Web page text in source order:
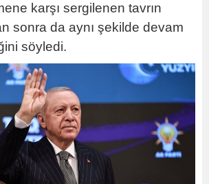
karşı sergilenen tavrın
sonra da aynı şekilde devam
söyledi.